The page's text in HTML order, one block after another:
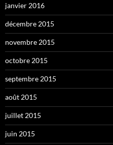
janvier 2016
décembre 2015
novembre 2015
octobre 2015
septembre 2015
août 2015
juillet 2015
juin 2015